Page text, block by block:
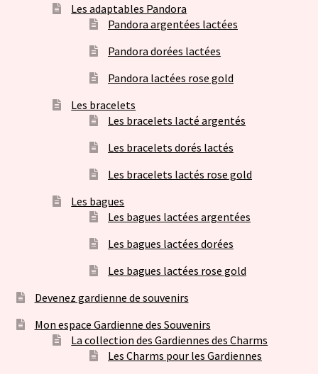
Les adaptables Pandora
Pandora argentées lactées
Pandora dorées lactées
Pandora lactées rose gold
Les bracelets
Les bracelets lacté argentés
Les bracelets dorés lactés
Les bracelets lactés rose gold
Les bagues
Les bagues lactées argentées
Les bagues lactées dorées
Les bagues lactées rose gold
Devenez gardienne de souvenirs
Mon espace Gardienne des Souvenirs
La collection des Gardiennes des Charms
Les Charms pour les Gardiennes